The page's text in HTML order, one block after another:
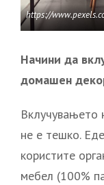
https://
Начини да
домашен
Вклучувањето
не е тешко.
користите
мебел (100%